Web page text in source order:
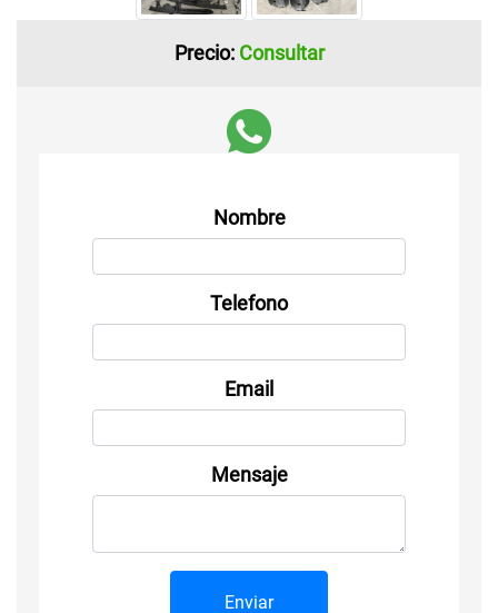
Precio: Consultar
Nombre
Telefono
Email
Mensaje